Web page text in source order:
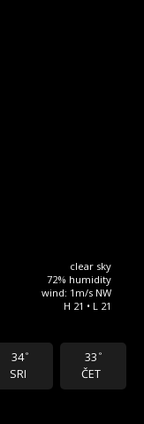
clear sky
72% humidity
wind: 1m/s NW
H 21 • L 21
34 °
SRI
33 °
ČET